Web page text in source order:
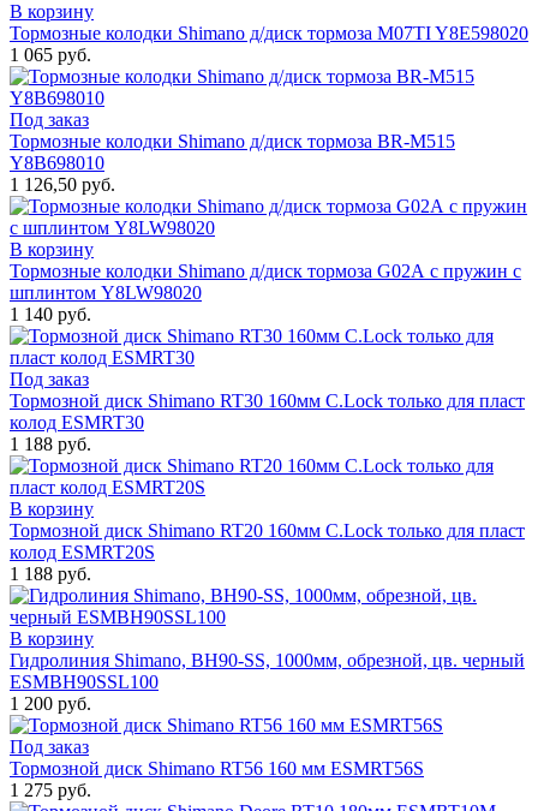
В корзину
Тормозные колодки Shimano д/диск тормоза M07TI Y8E598020
1 065 руб.
Под заказ
Тормозные колодки Shimano д/диск тормоза BR-M515
Y8B698010
1 126,50 руб.
В корзину
Тормозные колодки Shimano д/диск тормоза G02А с пружин с
шплинтом Y8LW98020
1 140 руб.
Под заказ
Тормозной диск Shimano RT30 160мм C.Lock только для пласт
колод ESMRT30
1 188 руб.
В корзину
Тормозной диск Shimano RT20 160мм C.Lock только для пласт
колод ESMRT20S
1 188 руб.
В корзину
Гидролиния Shimano, BH90-SS, 1000мм, обрезной, цв. черный
ESMBH90SSL100
1 200 руб.
Под заказ
Тормозной диск Shimano RT56 160 мм ESMRT56S
1 275 руб.